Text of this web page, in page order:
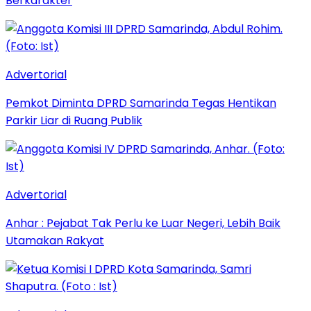
Advertorial
Pemkot Diminta DPRD Samarinda Tegas Hentikan
Parkir Liar di Ruang Publik
Advertorial
Anhar : Pejabat Tak Perlu ke Luar Negeri, Lebih Baik
Utamakan Rakyat